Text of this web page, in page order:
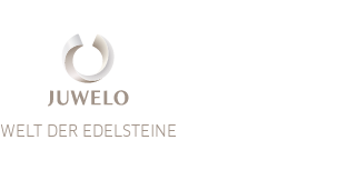
WELT DER EDELSTEINE